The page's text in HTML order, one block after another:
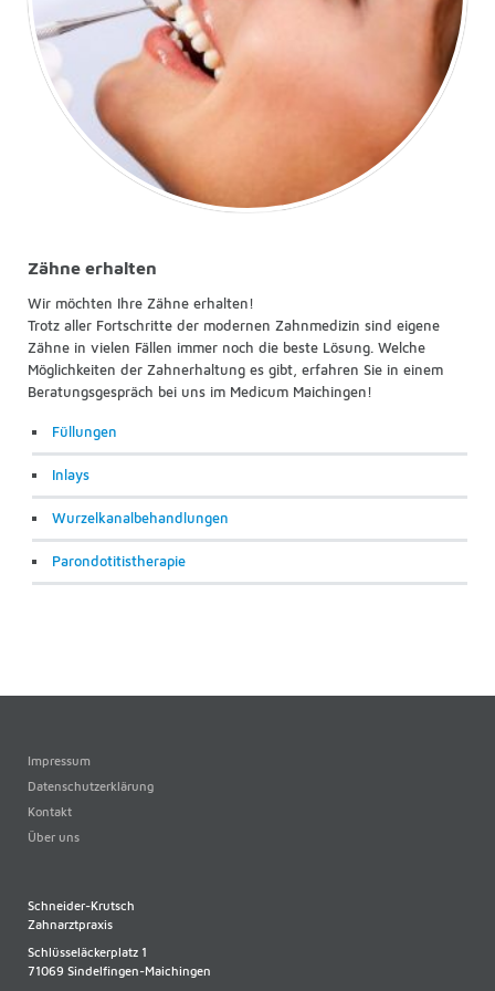
Zähne erhalten
Wir möchten Ihre Zähne erhalten!
Trotz aller Fortschritte der modernen Zahnmedizin sind eigene
Zähne in vielen Fällen immer noch die beste Lösung. Welche
Möglichkeiten der Zahnerhaltung es gibt, erfahren Sie in einem
Beratungsgespräch bei uns im Medicum Maichingen!
Füllungen
Inlays
Wurzelkanalbehandlungen
Parondotitistherapie
Impressum
Datenschutzerklärung
Kontakt
Über uns
Schneider-Krutsch
Zahnarztpraxis
Schlüsseläckerplatz 1
71069 Sindelfingen-Maichingen